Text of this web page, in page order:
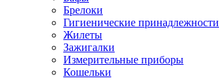
Брелоки
Гигиенические принадлежности
Жилеты
Зажигалки
Измерительные приборы
Кошельки